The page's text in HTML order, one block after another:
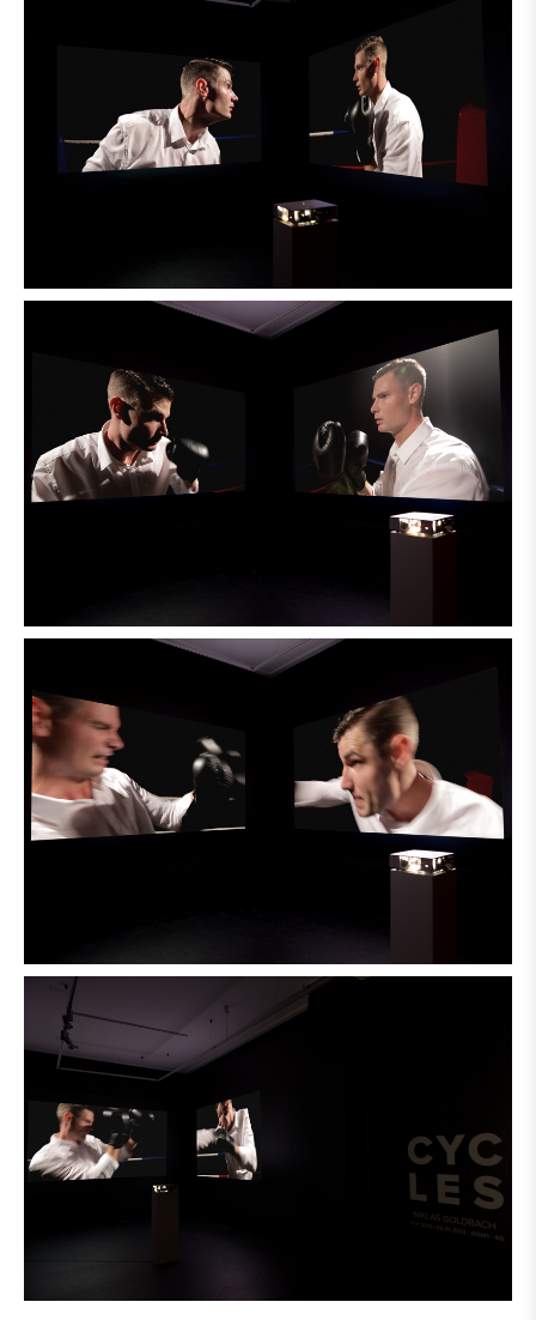
Stroboskoplicht aufgenommen, ist das offensichtlichste
Unterscheidungsmerkmal die Wahl der Bekleidung der
Kämpfenden in weißem Hemd und schwarzer Hose –
dem durch Goldbach über die Jahre etablierten Gewand
des urbanen Prototyps, von ihm selber als „Stellvertreter"
bezeichnet. Die unmittelbaren Aufnahmen lassen schnell
die bewusste Wahl erahnen, gänzlich dem stereotypen
Erschöpfung, Angst und bisweilen kindlich-ungefilterten
Aggressionsschüben. Erst auf den zweiten Blick fällt auf,
dass es sich bei den Protagonisten um ein und die selbe
Person handelt, die durch Goldbach mittels aufwendiger
Postproduktion zusammengesetzt worden sind. Durch
diese Erkenntnis verschiebt sich die Bedeutungsebene
hin zu einem sprichwörtlichen, mühevollem und anti-
heroischen Kampf mit sich selbst. Goldbach schafft ein
Sinnbild für die schizophrene psychologische Situation
des Einzelnen in einer Gesellschaft, die von einem
der Betrachter unmittelbarer Zeuge eines
beschwerlichen, immerwährenden Zwiegespräches, aus
dem zu entkommen kaum möglich scheint.
Text: Viktor Neumann
Credits:
Performer: Christoph Birger Asmus
Camera Assistance: Andrej Filatow
Assistance: Silke Schwarz
Production: Gdańska Galeria Miejska / City Gallery Gdansk